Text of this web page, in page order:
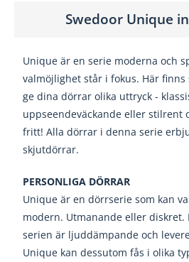
Swedoor Unique
Unique är en serie moderna och
valmöjlighet står i fokus. Här
ge dina dörrar olika uttryck -
uppseendeväckande eller stilrent
fritt! Alla dörrar i denna serie
skjutdörrar.
PERSONLIGA DÖRRAR
Unique är en dörrserie som kan
modern. Utmanande eller diskret.
serien är ljuddämpande och
Unique kan dessutom fås i olika